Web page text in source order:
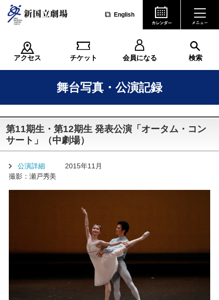
English
アクセス チケット 会員になる 検索
舞台写真・公演記録
第11期生・第12期生 発表公演「オータム・コン
サート」（中劇場）
公演詳細
2015年11月
撮影：瀬戸秀美